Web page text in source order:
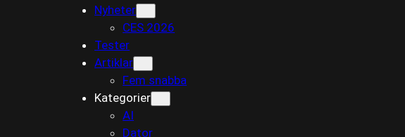
Nyheter
CES 2026
Tester
Artiklar
Fem snabba
Kategorier
AI
Dator